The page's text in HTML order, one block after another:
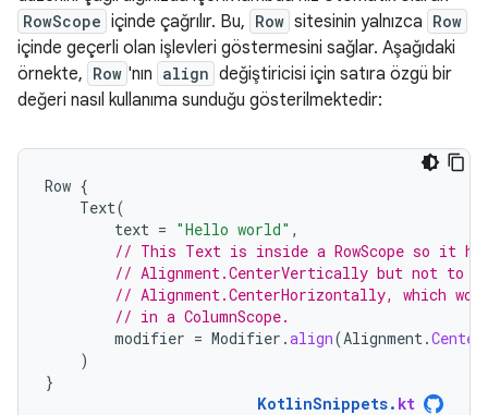
RowScope içinde çağrılır. Bu, Row sitesinin yalnızca Row
içinde geçerli olan işlevleri göstermesini sağlar. Aşağıdaki
örnekte, Row 'nın align değiştiricisi için satıra özgü bir
değeri nasıl kullanıma sunduğu gösterilmektedir:
Row {
Text(
text = "Hello world" ,
// This Text is inside a RowScope so it
// Alignment.CenterVertically but not to
// Alignment.CenterHorizontally, which
// in a ColumnScope.
modifier = Modifier .align(Alignment.
)
}
KotlinSnippets. kt